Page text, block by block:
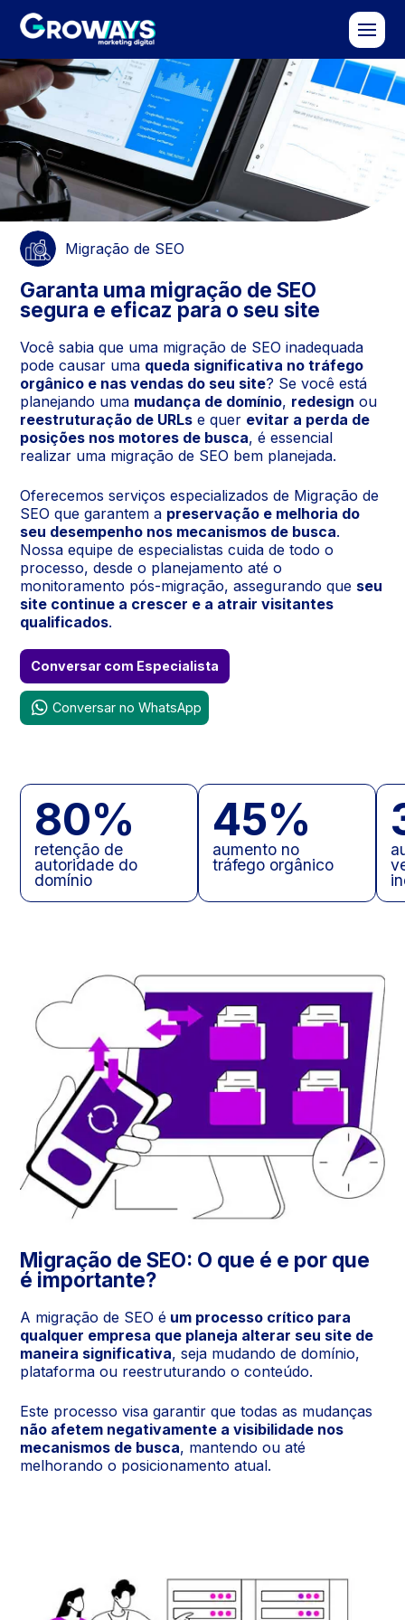
Migração de SEO
Garanta uma migração de SEO
segura e eficaz para o seu site
Você sabia que uma migração de SEO inadequada
pode causar uma queda significativa no tráfego
orgânico e nas vendas do seu site? Se você está
planejando uma mudança de domínio, redesign ou
reestruturação de URLs e quer evitar a perda de
posições nos motores de busca, é essencial
realizar uma migração de SEO bem planejada.
Oferecemos serviços especializados de Migração de
SEO que garantem a preservação e melhoria do
seu desempenho nos mecanismos de busca.
Nossa equipe de especialistas cuida de todo o
processo, desde o planejamento até o
monitoramento pós-migração, assegurando que seu
site continue a crescer e a atrair visitantes
qualificados.
Conversar com Especialista
Conversar no WhatsApp
80%
retenção de
autoridade do
domínio
45%
aumento no
tráfego orgânico
Migração de SEO: O que é e por que
é importante?
A migração de SEO é um processo crítico para
qualquer empresa que planeja alterar seu site de
maneira significativa, seja mudando de domínio,
plataforma ou reestruturando o conteúdo.
Este processo visa garantir que todas as mudanças
não afetem negativamente a visibilidade nos
mecanismos de busca, mantendo ou até
melhorando o posicionamento atual.